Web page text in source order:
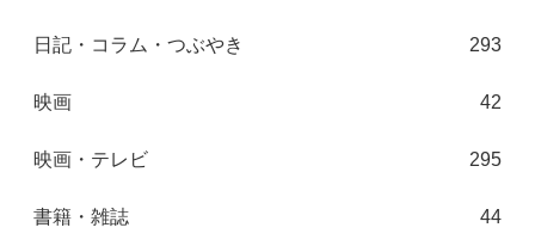
日記・コラム・つぶやき 293
映画 42
映画・テレビ 295
書籍・雑誌 44